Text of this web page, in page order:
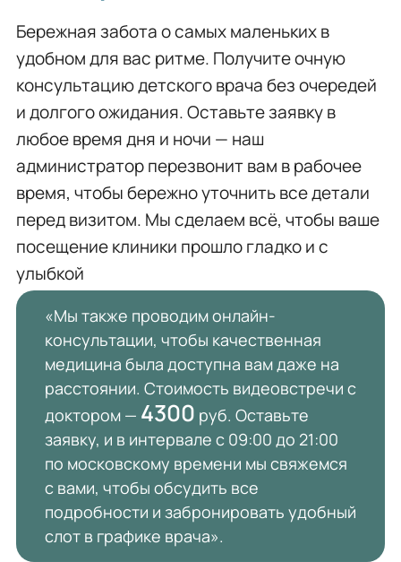
Бережная забота о самых маленьких в
удобном для вас ритме. Получите очную
консультацию детского врача без очередей
и долгого ожидания. Оставьте заявку в
любое время дня и ночи — наш
администратор перезвонит вам в рабочее
время, чтобы бережно уточнить все детали
перед визитом. Мы сделаем всё, чтобы ваше
посещение клиники прошло гладко и с
улыбкой
«Мы также проводим онлайн-
консультации, чтобы качественная
медицина была доступна вам даже на
расстоянии. Стоимость видеовстречи с
доктором — 4300 руб. Оставьте
заявку, и в интервале с 09:00 до 21:00
по московскому времени мы свяжемся
с вами, чтобы обсудить все
подробности и забронировать удобный
слот в графике врача».